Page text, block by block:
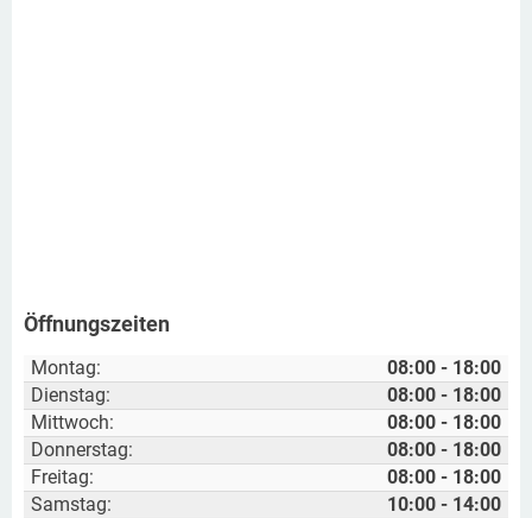
Öffnungszeiten
Montag:
08:00 - 18:00
Dienstag:
08:00 - 18:00
Mittwoch:
08:00 - 18:00
Donnerstag:
08:00 - 18:00
Freitag:
08:00 - 18:00
Samstag:
10:00 - 14:00